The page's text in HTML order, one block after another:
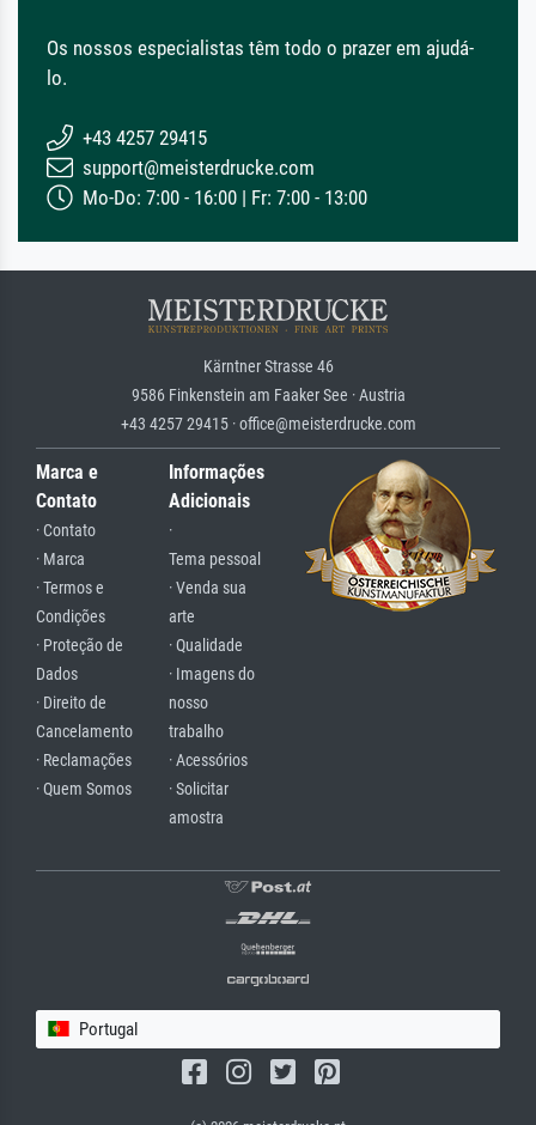
Os nossos especialistas têm todo o prazer em ajudá-
lo.
+43 4257 29415
support@meisterdrucke.com
Mo-Do: 7:00 - 16:00 | Fr: 7:00 - 13:00
Kärntner Strasse 46
9586 Finkenstein am Faaker See · Austria
+43 4257 29415 · office@meisterdrucke.com
Marca e
Contato
· Contato
· Marca
· Termos e
Condições
· Proteção de
Dados
· Direito de
Cancelamento
· Reclamações
· Quem Somos
Informações
Adicionais
·
Tema pessoal
· Venda sua
arte
· Qualidade
· Imagens do
nosso
trabalho
· Acessórios
· Solicitar
amostra
Portugal